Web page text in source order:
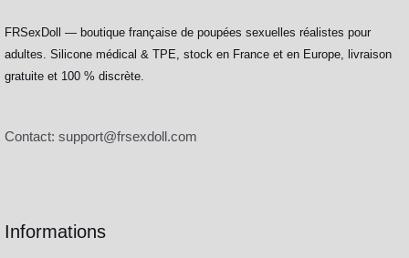
FRSexDoll — boutique française de poupées sexuelles réalistes pour
adultes. Silicone médical & TPE, stock en France et en Europe, livraison
gratuite et 100 % discrète.
Contact: support@frsexdoll.com
Informations